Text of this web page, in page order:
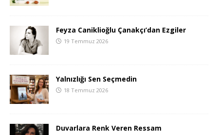
Feyza Caniklioğlu Çanakçı’dan Ezgiler
19 Temmuz 2026
Yalnızlığı Sen Seçmedin
18 Temmuz 2026
Duvarlara Renk Veren Ressam